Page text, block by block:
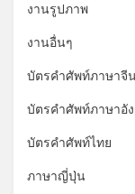
งานรูปภาพ
งานอื่นๆ
บัตรคำศัพท์ภาษาจี
บัตรคำศัพท์ภาษาอั
บัตรคำศัพท์ไทย
ภาษาญี่ปุ่น